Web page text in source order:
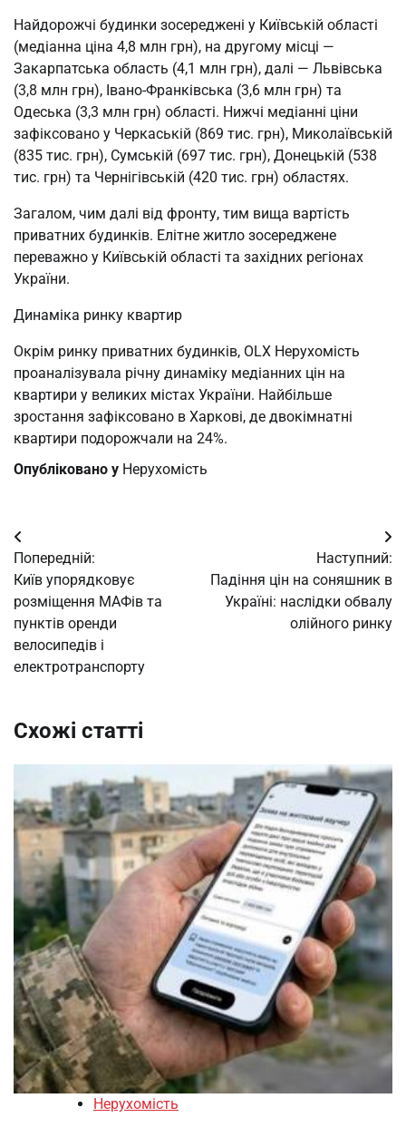
Найдорожчі будинки зосереджені у Київській області
(медіанна ціна 4,8 млн грн), на другому місці —
Закарпатська область (4,1 млн грн), далі — Львівська
(3,8 млн грн), Івано-Франківська (3,6 млн грн) та
Одеська (3,3 млн грн) області. Нижчі медіанні ціни
зафіксовано у Черкаській (869 тис. грн), Миколаївській
(835 тис. грн), Сумській (697 тис. грн), Донецькій (538
тис. грн) та Чернігівській (420 тис. грн) областях.
Загалом, чим далі від фронту, тим вища вартість
приватних будинків. Елітне житло зосереджене
переважно у Київській області та західних регіонах
України.
Динаміка ринку квартир
Окрім ринку приватних будинків, OLX Нерухомість
проаналізувала річну динаміку медіанних цін на
квартири у великих містах України. Найбільше
зростання зафіксовано в Харкові, де двокімнатні
квартири подорожчали на 24%.
Опубліковано у Нерухомість
Навігація
записів
Попередній:
Київ упорядковує
розміщення МАФів та
пунктів оренди
велосипедів і
електротранспорту
Наступний:
Падіння цін на соняшник в
Україні: наслідки обвалу
олійного ринку
Схожі статті
Нерухомість